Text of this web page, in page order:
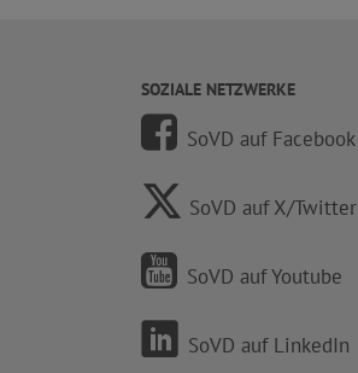
SOZIALE NETZWERKE
SoVD auf Facebook
SoVD auf X/Twitter
SoVD auf Youtube
SoVD auf LinkedIn